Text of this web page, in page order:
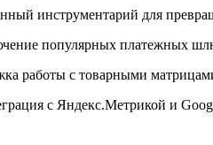
инструментарий для
популярных платежных
работы с товарными
с Яндекс.Метрикой и